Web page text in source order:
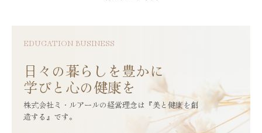
カフェ セピアの杜珈琲
アロマライセンスカレッジ
ギフト券
EDUCATION BUSINESS
日々の暮らしを豊かに
学びと心の健康を
株式会社ミ・ルアールの経営理念は『美と健康を創
造する』です。